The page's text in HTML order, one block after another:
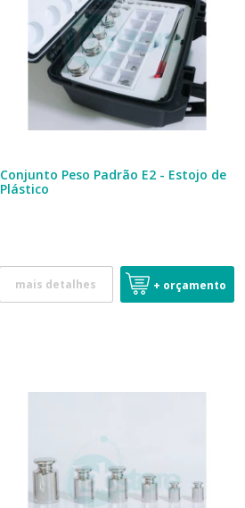
Conjunto Peso Padrão E2 - Estojo de
Plástico
mais detalhes + orçamento